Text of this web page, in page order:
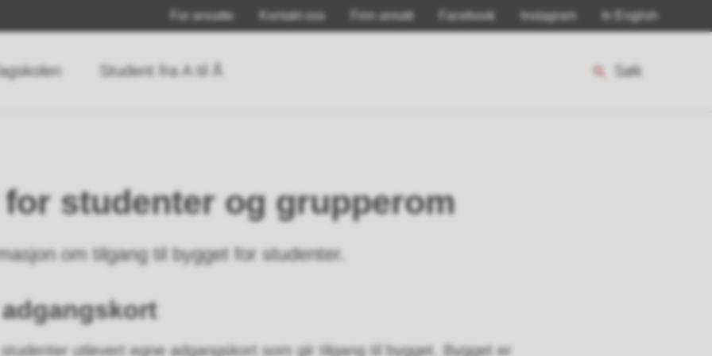
For ansatte Kontakt oss Finn ansatt Facebook Instagram In English
Student fra A til Å Søk
studenter og grupperom
om tilgang til bygget for studenter.
utlevert egne adgangskort som gir tilgang til bygget. Bygget er